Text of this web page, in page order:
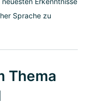
Sprache zu
Thema